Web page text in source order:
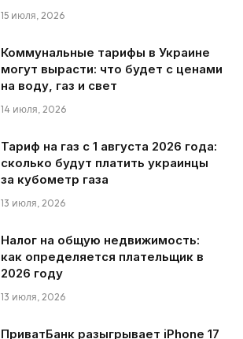
15 июля, 2026
Коммунальные тарифы в Украине
могут вырасти: что будет с ценами
на воду, газ и свет
14 июля, 2026
Тариф на газ с 1 августа 2026 года:
сколько будут платить украинцы
за кубометр газа
13 июля, 2026
Налог на общую недвижимость:
как определяется плательщик в
2026 году
13 июля, 2026
ПриватБанк разыгрывает iPhone 17